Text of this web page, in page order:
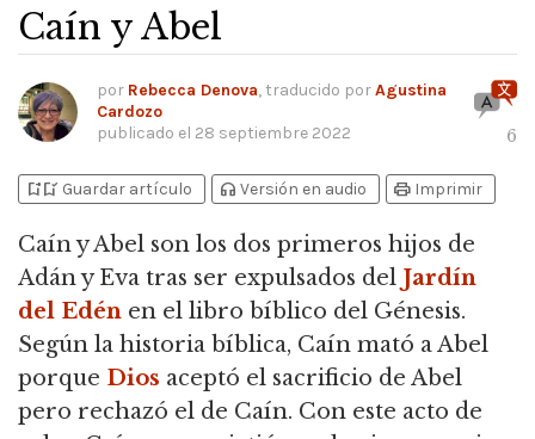
Caín y Abel
por Rebecca Denova, traducido porAgustina
Cardozo
publicado el 28 septiembre 2022 6
bookmark_addbookmark_added Guardar artículo headphones Versión en audio print Imprimir
Caín y Abel son los dos primeros hijos de
Adán y Eva tras ser expulsados del Jardín
del Edén en el libro bíblico del Génesis.
Según la historia bíblica, Caín mató a Abel
porque Dios aceptó el sacrificio de Abel
pero rechazó el de Caín. Con este acto de